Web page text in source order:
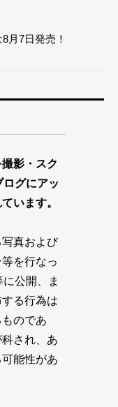
月7日発売！
影・スク
グにアッ
います。
真および
を行なっ
公開、ま
る行為は
のであ
され、あ
能性があ